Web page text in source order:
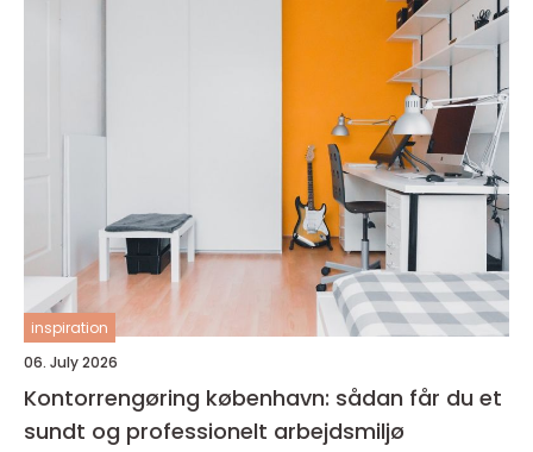
inspiration
06. July 2026
Kontorrengøring københavn: sådan får du et
sundt og professionelt arbejdsmiljø